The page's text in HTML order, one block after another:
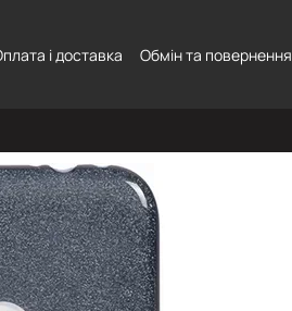
і доставка Обмін та повернення